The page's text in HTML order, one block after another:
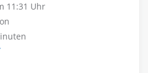
11:31 Uhr